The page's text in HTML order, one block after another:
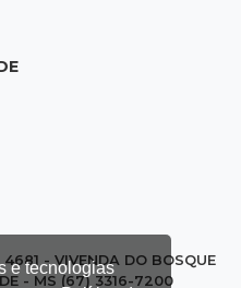
e tecnologias
Riedel volta a
País
- VIVENDA DO BOSQUE
- MS (67) 3316-7200